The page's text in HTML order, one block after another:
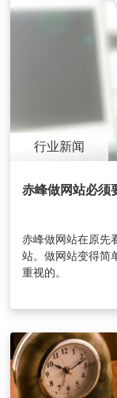
行业新闻
赤峰做网站必须
赤峰做网站在原先
站。做网站变得简
重视的。